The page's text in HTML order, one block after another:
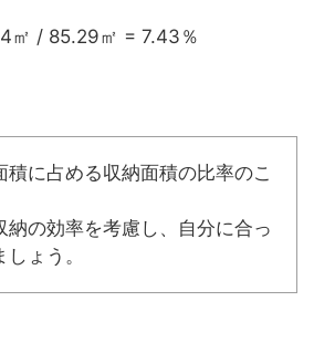
85.29㎡ = 7.43％
積に占める収納面積の比率のこ
納の効率を考慮し、自分に合っ
ょう。